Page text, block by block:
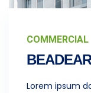
COMMERCIAL
Lorem ipsum